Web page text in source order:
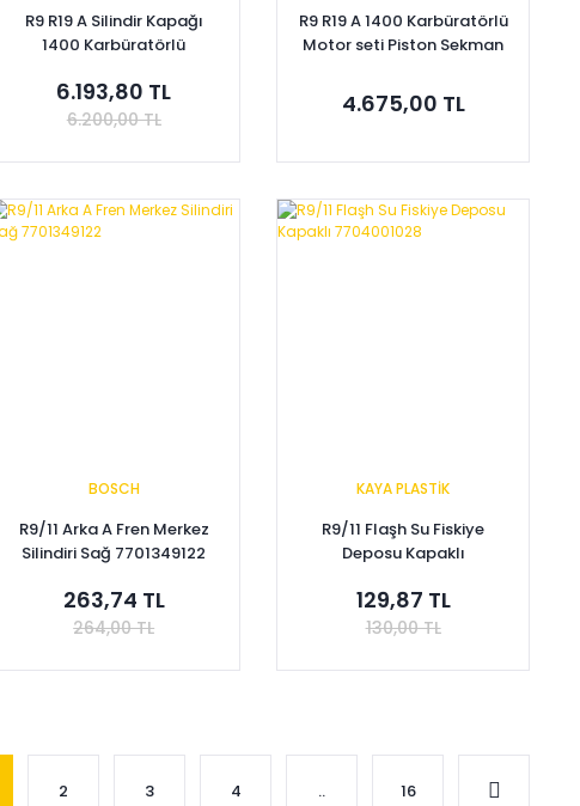
R9 R19 A Silindir Kapağı
1400 Karbüratörlü
6.193,80 TL
6.200,00 TL
Sepete Ekle
R9 R19 A 1400 Karbüratörlü
Motor seti Piston Sekman
4.675,00 TL
Sepete Ekle
BOSCH
R9/11 Arka A Fren Merkez
Silindiri Sağ 7701349122
263,74 TL
264,00 TL
KAYA PLASTİK
R9/11 Flaşh Su Fiskiye
Deposu Kapaklı
129,87 TL
130,00 TL
2 3 4 .. 16